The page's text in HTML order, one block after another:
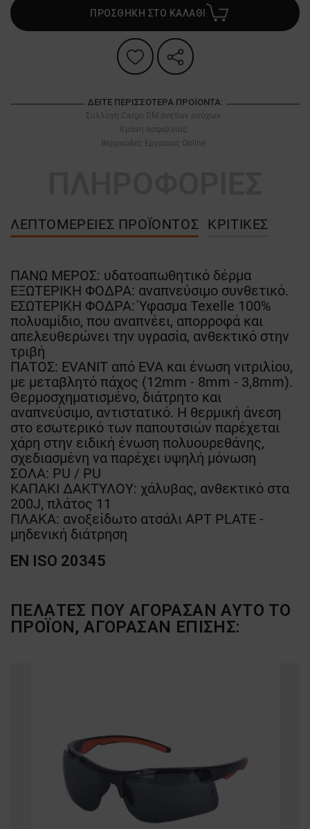
ΠΡΟΣΘΗΚΗ ΣΤΟ ΚΑΛΑΘΙ
ΔΕΊΤΕ ΠΕΡΙΣΣΌΤΕΡΑ ΠΡΟΪΌΝΤΑ:
Συλλογή Cargo DM άνετων ρούχων
Κράνη ασφαλείας
Βερμούδες Εργασίας Online
ΛΕΠΤΟΜΈΡΕΙΕΣ ΠΡΟΪΌΝΤΟΣ ΚΡΙΤΙΚΈΣ
ΠΑΝΩ ΜΕΡΟΣ: υδατοαπωθητικό δέρμα
ΕΞΩΤΕΡΙΚΗ ΦΟΔΡΑ: αναπνεύσιμο συνθετικό.
ΕΣΩΤΕΡΙΚΗ ΦΟΔΡΑ: Ύφασμα Texelle 100%
πολυαμίδιο, που αναπνέει, απορροφά και
απελευθερώνει την υγρασία, ανθεκτικό στην
τριβή
ΠΑΤΟΣ: EVANIT από EVA και ένωση νιτριλίου,
με μεταβλητό πάχος (12mm - 8mm - 3,8mm).
Θερμοσχηματισμένο, διάτρητο και
αναπνεύσιμο, αντιστατικό. Η θερμική άνεση
στο εσωτερικό των παπουτσιών παρέχεται
χάρη στην ειδική ένωση πολυουρεθάνης,
σχεδιασμένη να παρέχει υψηλή μόνωση
ΣΟΛΑ: PU / PU
ΚΑΠΑΚΙ ΔΑΚΤΥΛΟΥ: χάλυβας, ανθεκτικό στα
200J, πλάτος 11
ΠΛΑΚΑ: ανοξείδωτο ατσάλι APT PLATE -
μηδενική διάτρηση
EN ISO 20345
ΠΕΛΆΤΕΣ ΠΟΥ ΑΓΌΡΑΣΑΝ ΑΥΤΌ ΤΟ
ΠΡΟΪΌΝ, ΑΓΌΡΑΣΑΝ ΕΠΊΣΗΣ: